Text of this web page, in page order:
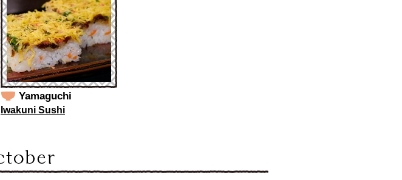
Yamaguchi
Iwakuni Sushi